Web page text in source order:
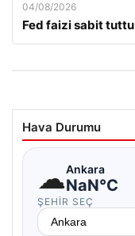
04/08/2026
Fed faizi sabit tuttu
Hava Durumu
☁Ankara
NaN°C
ŞEHIR SEÇ